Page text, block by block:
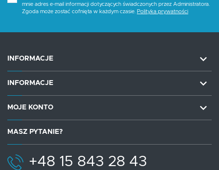
mnie adres e-mail informacji dotyczących świadczonych przez Administratora.
Zgoda może zostać cofnięta w każdym czasie. Polityka prywatności
INFORMACJE
INFORMACJE
MOJE KONTO
MASZ PYTANIE?
+48 15 843 28 43